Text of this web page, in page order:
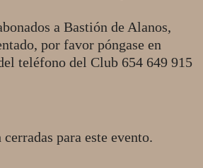
a Bastión de Alanos,
por favor póngase en
teléfono del Club 654 649 915
para este evento.